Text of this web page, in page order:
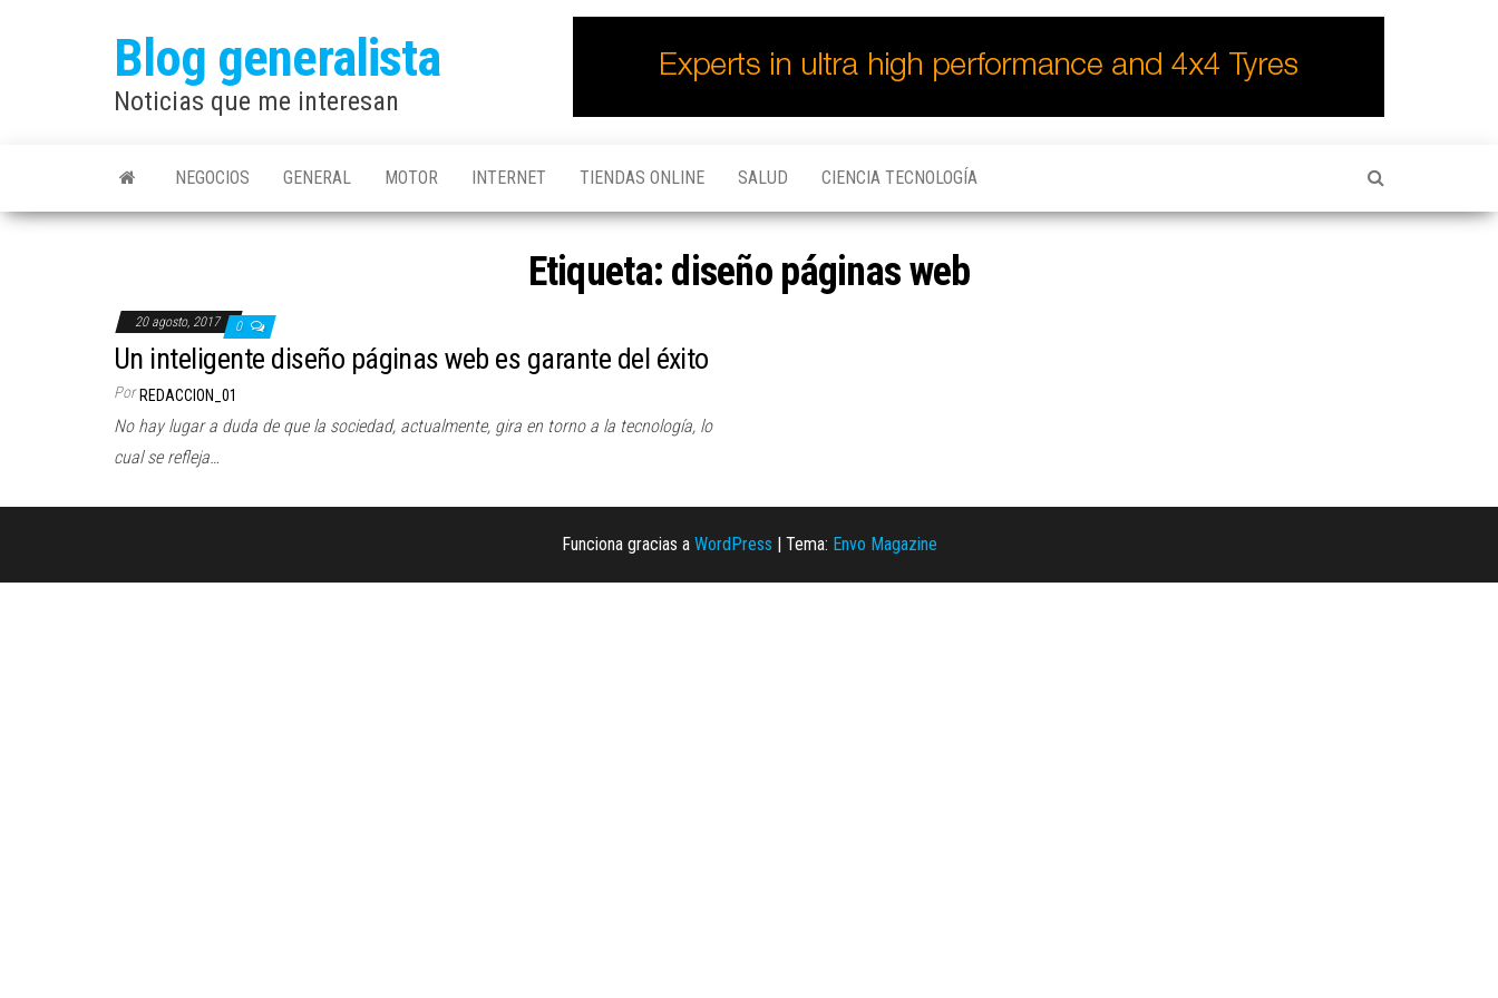
Blog generalista
Noticias que me interesan
NEGOCIOS GENERAL MOTOR INTERNET TIENDAS ONLINE SALUD CIENCIA TECNOLOGÍA
Etiqueta: diseño páginas web
20 agosto, 2017 0
Un inteligente diseño páginas web es garante del éxito
Por REDACCION_01
No hay lugar a duda de que la sociedad, actualmente, gira en torno a la tecnología, lo
cual se refleja…
Funciona gracias a WordPress | Tema: Envo Magazine